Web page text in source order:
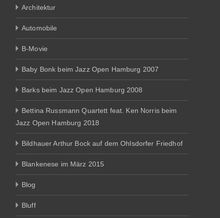
Architektur
Automobile
B-Movie
Baby Bonk beim Jazz Open Hamburg 2007
Barks beim Jazz Open Hamburg 2008
Bettina Russmann Quartett feat. Ken Norris beim
Jazz Open Hamburg 2018
Bildhauer Arthur Bock auf dem Ohlsdorfer Friedhof
Blankenese im März 2015
Blog
Bluff